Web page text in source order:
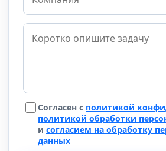
Согласен с политикой
политикой обработки
и согласием на обработку
данных